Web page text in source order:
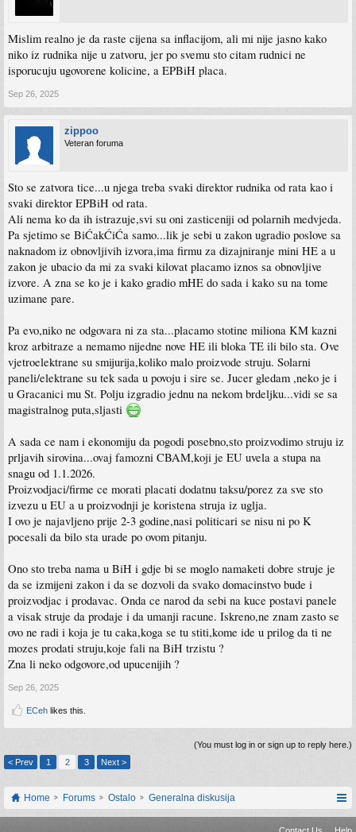
Mislim realno je da raste cijena sa inflacijom, ali mi nije jasno kako
niko iz rudnika nije u zatvoru, jer po svemu sto citam rudnici ne
isporucuju ugovorene kolicine, a EPBiH placa.
Sep 26, 2025
zippoo
Veteran foruma
Sto se zatvora tice...u njega treba svaki direktor rudnika od rata kao i
svaki direktor EPBiH od rata.
Ali nema ko da ih istrazuje,svi su oni zasticeniji od polarnih medvjeda.
Pa sjetimo se BiĆakĆiĆa samo...lik je sebi u zakon ugradio poslove sa
naknadom iz obnovljivih izvora,ima firmu za dizajniranje mini HE a u
zakon je ubacio da mi za svaki kilovat placamo iznos sa obnovljive
izvore. A zna se ko je i kako gradio mHE do sada i kako su na tome
uzimane pare.
Pa evo,niko ne odgovara ni za sta...placamo stotine miliona KM kazni
kroz arbitraze a nemamo nijedne nove HE ili bloka TE ili bilo sta. Ove
vjetroelektrane su smijurija,koliko malo proizvode struju. Solarni
paneli/elektrane su tek sada u povoju i sire se. Jucer gledam ,neko je i
u Gracanici mu St. Polju izgradio jednu na nekom brdeljku...vidi se sa
magistralnog puta,sljasti
A sada ce nam i ekonomiju da pogodi posebno,sto proizvodimo struju iz
prljavih sirovina...ovaj famozni CBAM,koji je EU uvela a stupa na
snagu od 1.1.2026.
Proizvodjaci/firme ce morati placati dodatnu taksu/porez za sve sto
izvezu u EU a u proizvodnji je koristena struja iz uglja.
I ovo je najavljeno prije 2-3 godine,nasi politicari se nisu ni po K
pocesali da bilo sta urade po ovom pitanju.
Ono sto treba nama u BiH i gdje bi se moglo namaketi dobre struje je
da se izmijeni zakon i da se dozvoli da svako domacinstvo bude i
proizvodjac i prodavac. Onda ce narod da sebi na kuce postavi panele
a visak struje da prodaje i da umanji racune. Iskreno,ne znam zasto se
ovo ne radi i koja je tu caka,koga se tu stiti,kome ide u prilog da ti ne
mozes prodati struju,koje fali na BiH trzistu ?
Zna li neko odgovore,od upucenijih ?
Sep 26, 2025
ECeh likes this.
(You must log in or sign up to reply here.)
< Prev
1 2 3 Next >
Home Forums Ostalo Generalna diskusija